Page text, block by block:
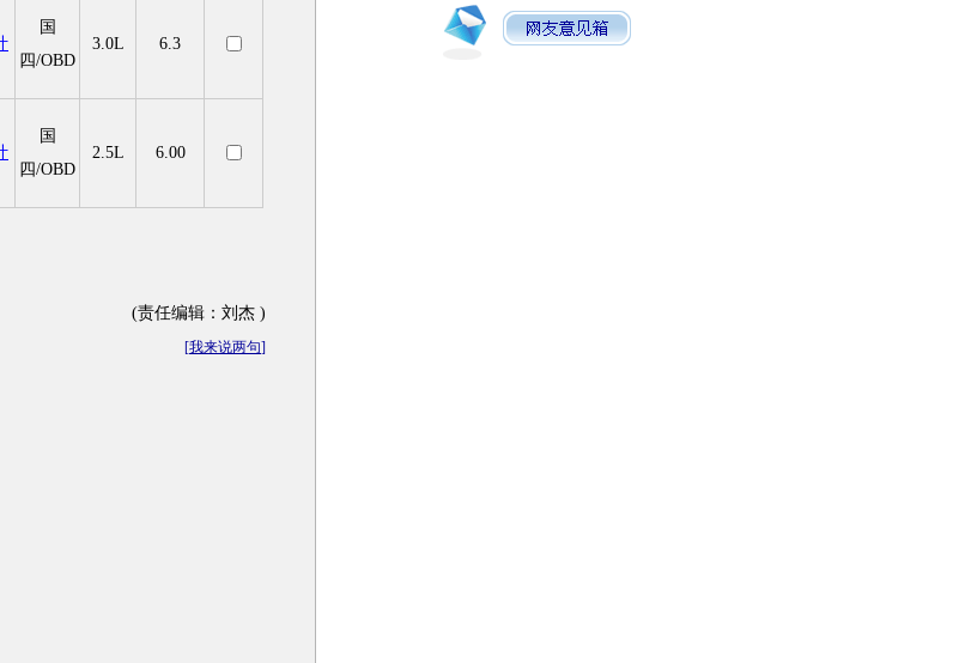
国
四/OBD
3.0L 6.3
国
四/OBD
2.5L 6.00
(责任编辑：刘杰 )
[我来说两句]